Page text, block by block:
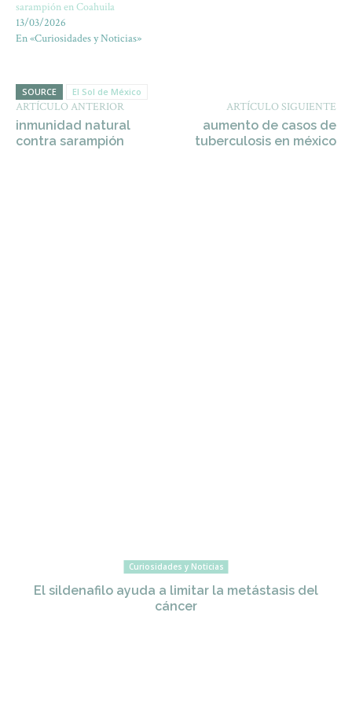
sarampión en Coahuila
13/03/2026
En «Curiosidades y Noticias»
SOURCE El Sol de México
ARTÍCULO ANTERIOR
inmunidad natural
contra sarampión
ARTÍCULO SIGUIENTE
aumento de casos de
tuberculosis en méxico
Curiosidades y Noticias
El sildenafilo ayuda a limitar la metástasis del
cáncer